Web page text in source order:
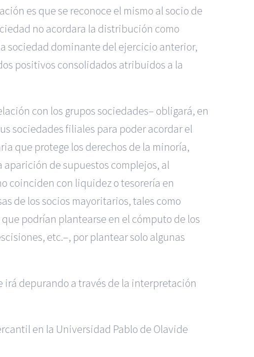
es que se reconoce el mismo al socio de
no acordara la distribución como
sociedad dominante del ejercicio anterior,
positivos consolidados atribuidos a la
con los grupos sociedades– obligará, en
sociedades filiales para poder acordar el
que protege los derechos de la minoría,
de supuestos complejos, al
coinciden con liquidez o tesorería en
de los socios mayoritarios, tales como
podrían plantearse en el cómputo de los
etc.–, por plantear solo algunas
irá depurando a través de la interpretación
en la Universidad Pablo de Olavide